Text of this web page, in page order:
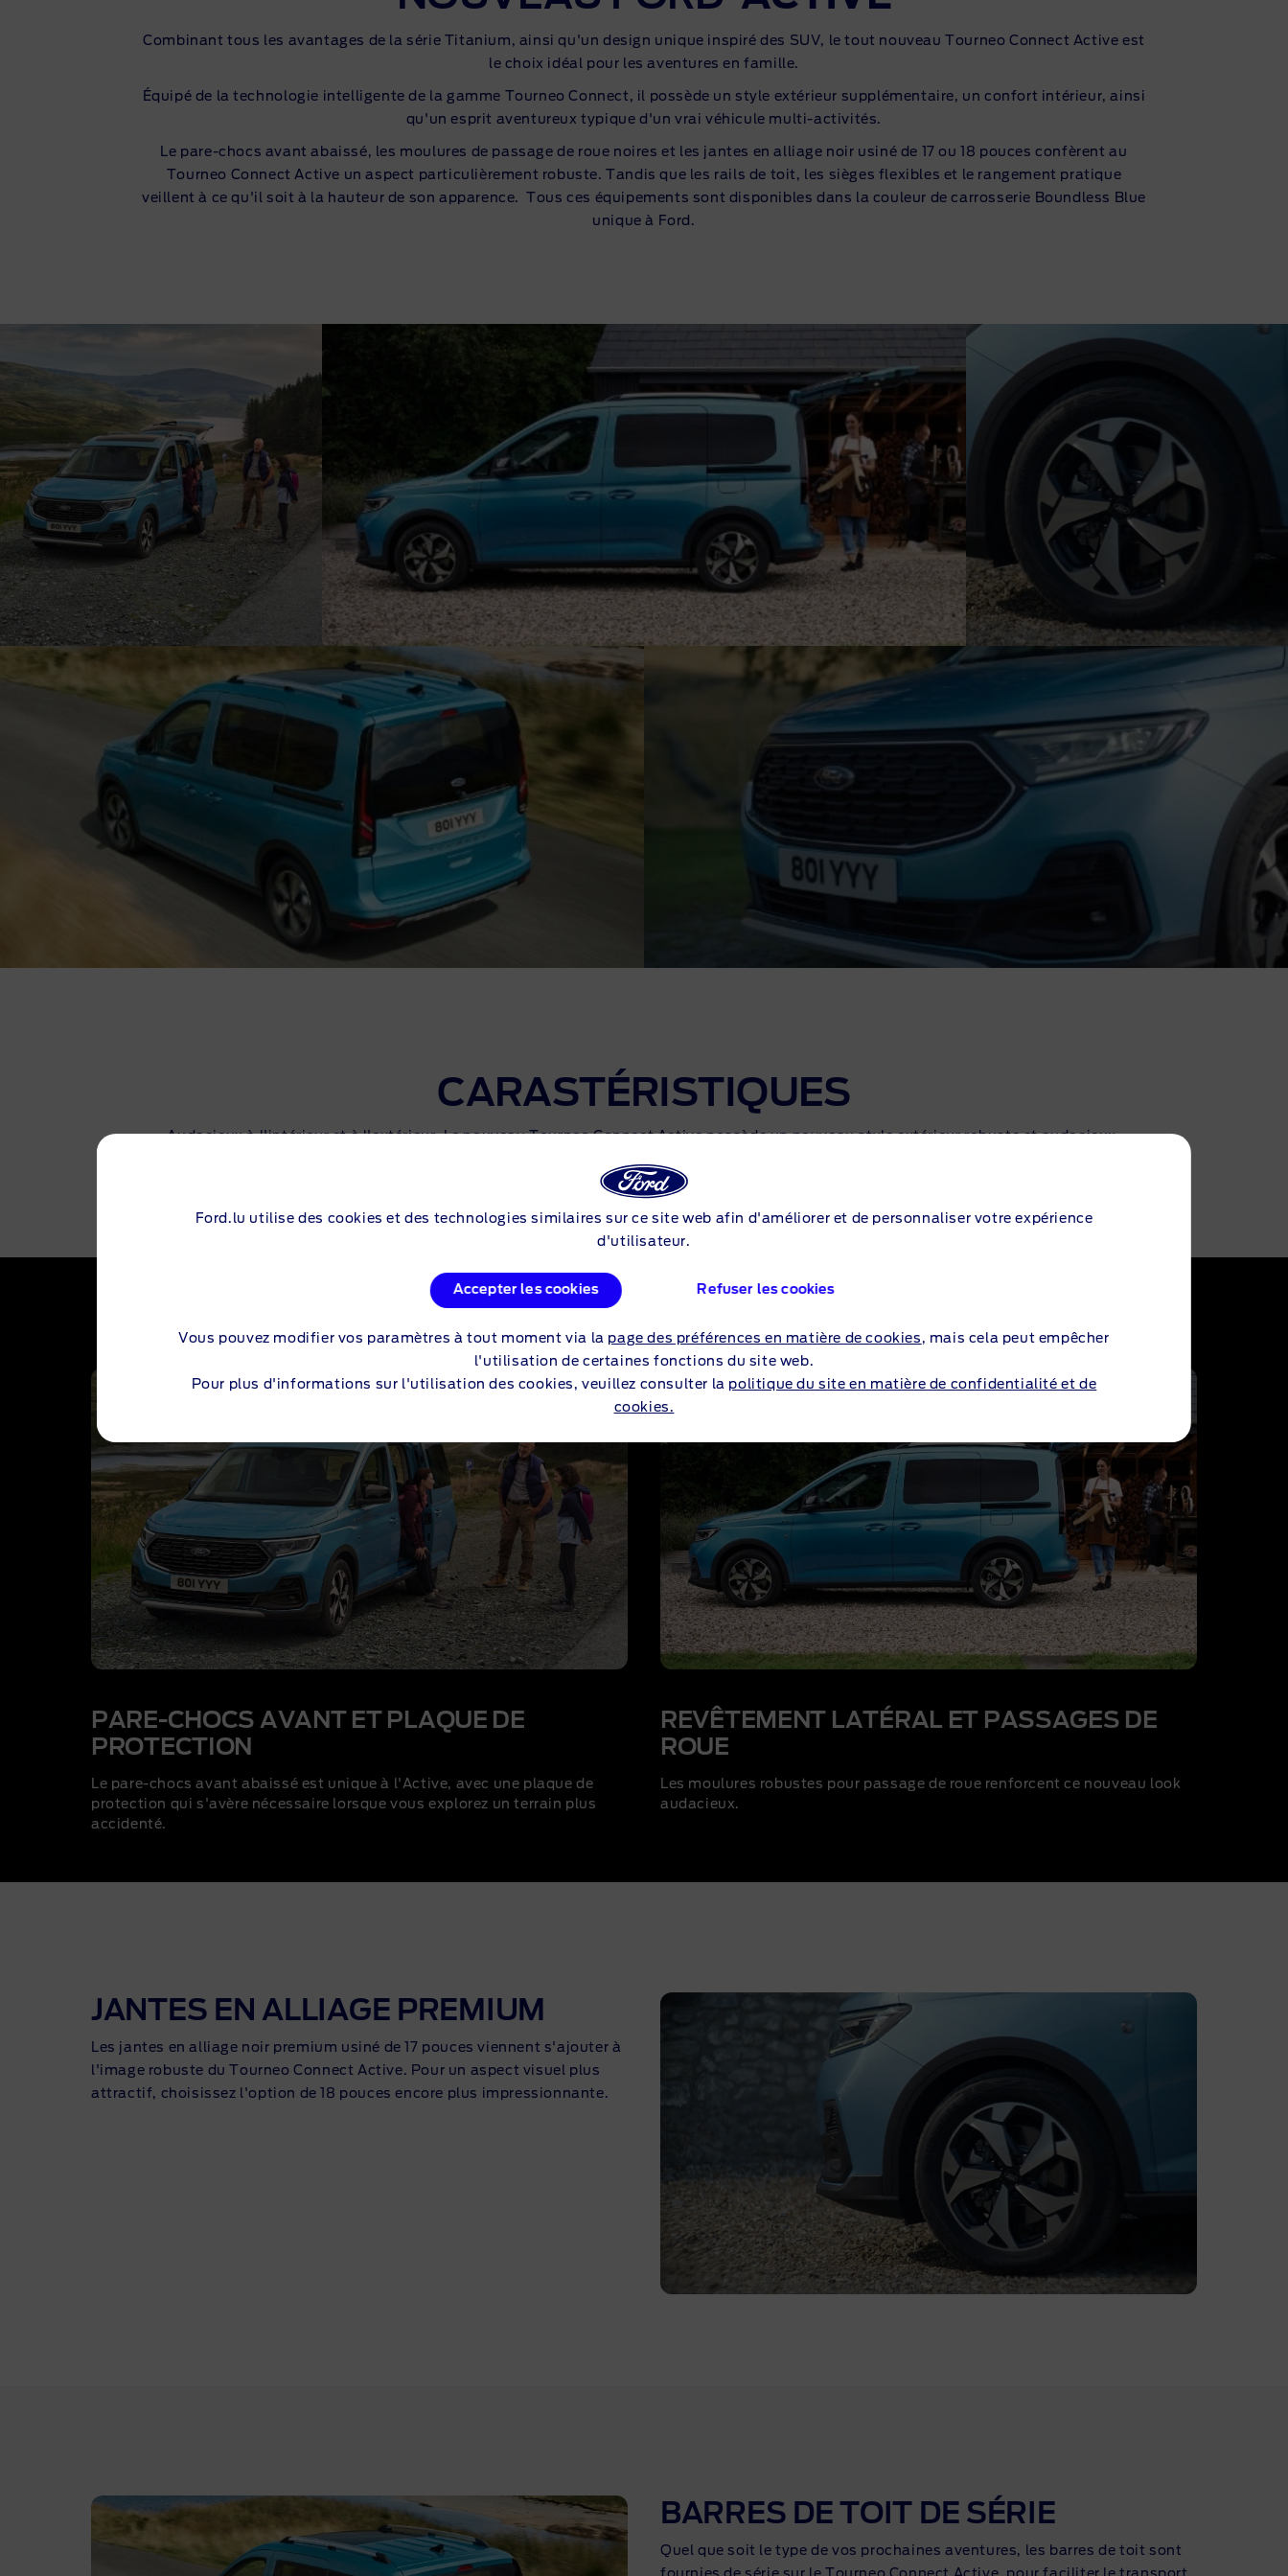
Ford.lu utilise des cookies et des technologies similaires sur ce site web afin d'améliorer et de personnaliser votre expérience
d'utilisateur.
Accepter les cookies Refuser les cookies
Vous pouvez modifier vos paramètres à tout moment via la page des préférences en matière de cookies , mais cela peut empêcher
l'utilisation de certaines fonctions du site web.
Pour plus d'informations sur l'utilisation des cookies, veuillez consulter la politique du site en matière de confidentialité et de
cookies.
Combinant tous les avantages de la série Titanium, ainsi qu'un design unique inspiré des SUV, le tout nouveau Tourneo Connect Active est
le choix idéal pour les aventures en famille.
Équipé de la technologie intelligente de la gamme Tourneo Connect, il possède un style extérieur supplémentaire, un confort intérieur, ainsi
qu'un esprit aventureux typique d'un vrai véhicule multi-activités.
Le pare-chocs avant abaissé, les moulures de passage de roue noires et les jantes en alliage noir usiné de 17 ou 18 pouces confèrent au
Tourneo Connect Active un aspect particulièrement robuste. Tandis que les rails de toit, les sièges flexibles et le rangement pratique
veillent à ce qu'il soit à la hauteur de son apparence. Tous ces équipements sont disponibles dans la couleur de carrosserie Boundless Blue
unique à Ford.
CARASTÉRISTIQUES
Audacieux à l'intérieur et à l'extérieur. Le nouveau Tourneo Connect Active possède un nouveau style extérieur robuste et audacieux.
PARE-CHOCS AVANT ET PLAQUE DE
PROTECTION
Le pare-chocs avant abaissé est unique à l'Active, avec une plaque de
protection qui s'avère nécessaire lorsque vous explorez un terrain plus
accidenté.
REVÊTEMENT LATÉRAL ET PASSAGES DE
ROUE
Les moulures robustes pour passage de roue renforcent ce nouveau look
audacieux.
JANTES EN ALLIAGE PREMIUM
Les jantes en alliage noir premium usiné de 17 pouces viennent s'ajouter à
l'image robuste du Tourneo Connect Active. Pour un aspect visuel plus
attractif, choisissez l'option de 18 pouces encore plus impressionnante.
BARRES DE TOIT DE SÉRIE
Quel que soit le type de vos prochaines aventures, les barres de toit sont